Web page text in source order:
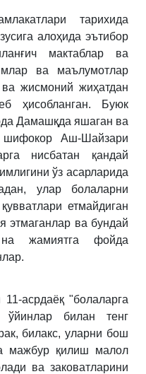
тарихида
алоҳида эътибор
мактаблар ва
ва маълумотлар
жисмоний жиҳатдан
ҳисобланган. Буюк
Дамашқда яшаган ва
Аш-Шайзари
нисбатан қандай
ўз асарларида
улар болаларни
етмайдиган
этмаганлар ва бундай
жамиятга фойда
асрдаёқ "болаларга
билан тенг
билакс, уларни бош
мажбур қилиш малол
ва заковатларини